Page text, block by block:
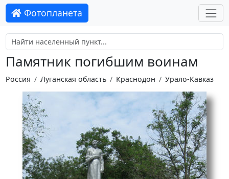
Фотопланета
Памятник погибшим воинам
Россия Луганская область Краснодон Урало-Кавказ